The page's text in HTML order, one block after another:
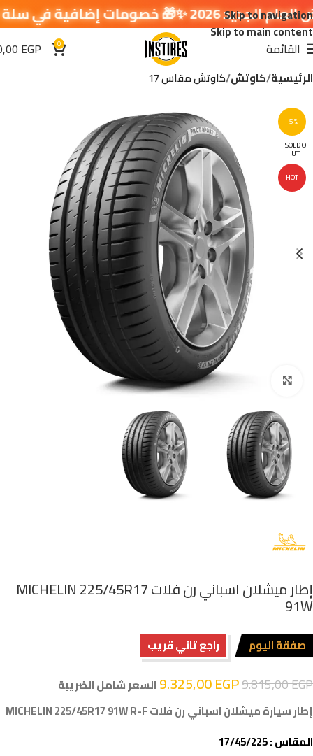
Skip to navigation
Skip to main content
القائمة 0
EGP
الرئيسية كاوتش كاوتش مقاس 17
-5%
SOLD O
UT
HOT
اضغط للتكبير
إطار ميشلان اسباني رن فلات MICHELIN 225/45R17
91W
صفقة اليوم راجع تاني قريب
9.815,00EGP
9.325,00EGP
السعر شامل الضريبة
إطار سيارة ميشلان اسباني رن فلات MICHELIN 225/45R17 91W R-F
المقاس : 17/45/225
إضافية في سلة التسوق 🔥